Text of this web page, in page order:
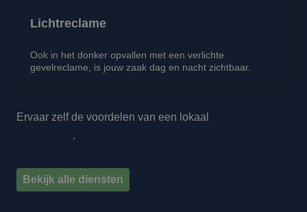
Lichtreclame
Ook in het donker opvallen met een verlichte
gevelreclame, is jouw zaak dag en nacht zichtbaar.
Ervaar zelf de voordelen van een lokaal
.
Bekijk alle diensten